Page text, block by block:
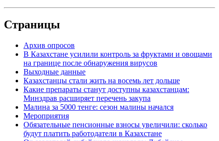
Страницы
Архив опросов
В Казахстане усилили контроль за фруктами и овощами
на границе после обнаружения вирусов
Выходные данные
Казахстанцы стали жить на восемь лет дольше
Какие препараты станут доступны казахстанцам:
Минздрав расширяет перечень закупа
Малина за 5000 тенге: сезон малины начался
Мероприятия
Обязательные пенсионные взносы увеличили: сколько
будут платить работодатели в Казахстане